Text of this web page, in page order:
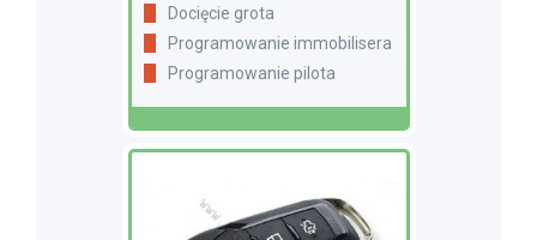
Docięcie grota
Programowanie immobilisera
Programowanie pilota